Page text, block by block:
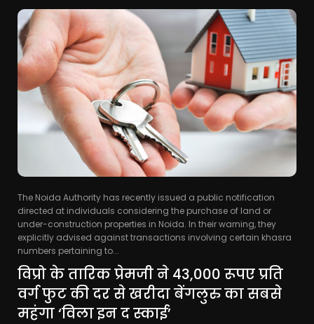
The Noida Authority has recently issued a public notification
directed at individuals considering the purchase of land or
under-construction properties in Noida. In their warning, they
explicitly advised against transactions involving certain khasra
numbers pertaining to...
विप्रो के तारिक प्रेमजी ने 43,000 रूपए प्रति
वर्ग फुट की दर से खरीदा बेंगलुरु का सबसे
महंगा ‘विला इन द स्काई’